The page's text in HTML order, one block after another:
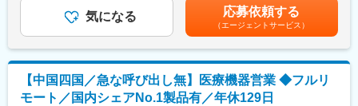
り、医療に貢献しております。
また当社の強みは、社員一人一人の高い力量と、お客様への細や
て助け合う社風です。
変更の範囲：会社の定める業務
■入社後の研修について：
導入研修・OJTを通じて仕事を学びます。入社後2～3カ月間は
ごとで開催されており継続的にフォローをする体制も整っている
他、社風としても社員同士で助け合う風土がありますので業界未
経験であってもご安心ください。
経験・スキル考慮の上決定します。賃金はあくまでも目安の金額
であり、選考を通じて上下する可能性があります。月給(月額)は固
定手当を含めた表記です。
気になる 応募依頼する
（エージェントサービス）
【中国四国／急な呼び出し無】医療機器営業 ◆フルリ
モート／国内シェアNo.1製品有／年休129日